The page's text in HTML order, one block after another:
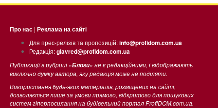
Про нас | Реклама на сайті
Для прес-релізів та пропозицій:info@profidom.com.ua
Редакція:glavred@profidom.com.ua
Публикації в рубриці «Блоги» не є редакційними, і відображають
виключно думку автора, яку редакція може не поділяти.
Використання будь-яких матеріалів, розміщених на сайті,
дозволяється лише за умови прямого, відкритого для пошукових
систем гіперпосилання на будівельний портал ProfiDOM.com.ua.